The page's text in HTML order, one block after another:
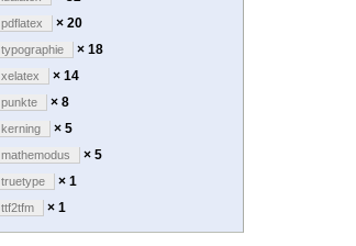
pdflatex × 20
typographie × 18
xelatex × 14
punkte × 8
kerning × 5
mathemodus × 5
truetype × 1
ttf2tfm × 1